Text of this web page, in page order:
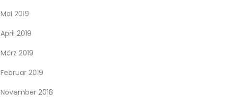
Mai 2019
April 2019
März 2019
Februar 2019
November 2018